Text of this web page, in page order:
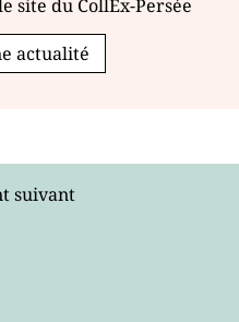
site du CollEx-Persée
actualité
suivant